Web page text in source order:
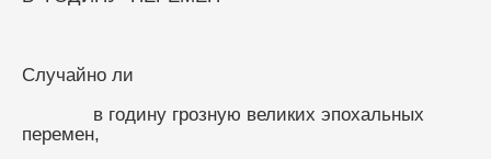
Случайно ли
перемен,